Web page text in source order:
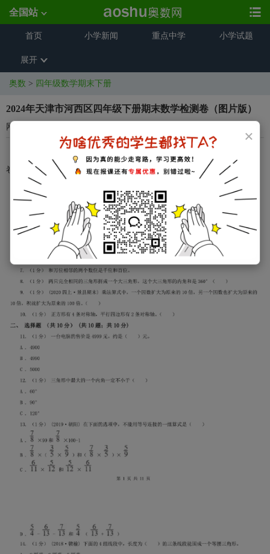
×
全国站
首页 小学新闻 重点中学 小学试题
展开
奥数 > 四年级数学期末下册
2024年天津市河西区四年级下册期末数学检测卷（图片版）
网络来源
奥数网整理了关于2024年天津市河西区四年级下册期末数学检测
卷（图片版），希望对同学们有所帮助，仅供参考。